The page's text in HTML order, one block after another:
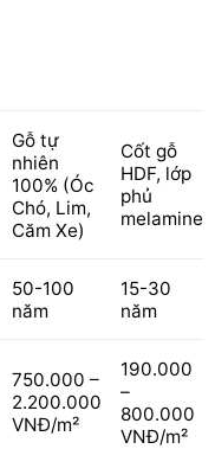
Gỗ tự
nhiên
100% (Óc
Chó, Lim,
Căm Xe)
Cốt gỗ
HDF, lớp
phủ
melamine
50-100
năm
15-30
năm
750.000 –
2.200.000
VNĐ/m²
190.000
–
800.000
VNĐ/m²